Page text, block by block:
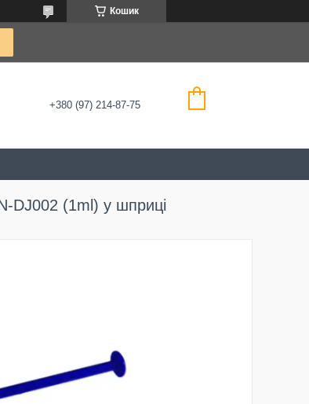
Кошик
+380 (97) 214-87-75
DJ002 (1ml) у шприці